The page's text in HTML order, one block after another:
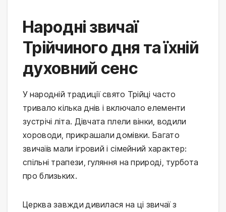
Народні звичаї
Трійчиного дня та їхній
духовний сенс
У народній традиції свято Трійці часто
тривало кілька днів і включало елементи
зустрічі літа. Дівчата плели вінки, водили
хороводи, прикрашали домівки. Багато
звичаїв мали ігровий і сімейний характер:
спільні трапези, гуляння на природі, турбота
про близьких.
Церква завжди дивилася на ці звичаї з